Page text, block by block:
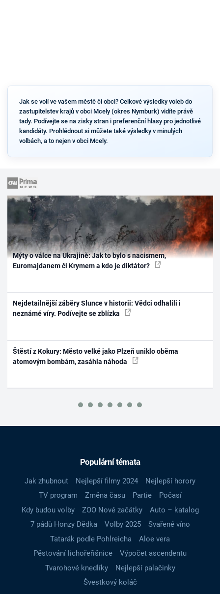
Jak se volí ve vašem městě či obci? Celkové výsledky voleb do
zastupitelstev krajů v obci Mcely (okres Nymburk) vidíte právě
tady. Podívejte se na zisky stran i preferenční hlasy pro jednotlivé
kandidáty. Prohlédnout si můžete také výsledky v minulých
volbách, a to nejen v obci Mcely.
Mýty o válce na Ukrajině: Jak to bylo s nacismem,
Euromajdanem či Krymem a kdo je diktátor?
Nejdetailnější záběry Slunce v historii: Vědci odhalili i
neznámé víry. Podívejte se zblízka
Štěstí z Kokury: Město velké jako Plzeň uniklo oběma
atomovým bombám, zasáhla náhoda
Populární témata
Jak zhubnout Nejlepší filmy 2024
Nejlepší horory
TV program
Změna času Partie
Počasí
Kdy budou volby
ZOO Nové začátky
Auto – katalog
7 pádů Honzy Dědka
Volby 2025
Svařené víno
Tatarák podle Pohlreicha
Aloe vera
Pěstování lichořeřišnice
Výpočet ascendentu
Tvarohové knedlíky
Nejlepší palačinky
Švestkový koláč